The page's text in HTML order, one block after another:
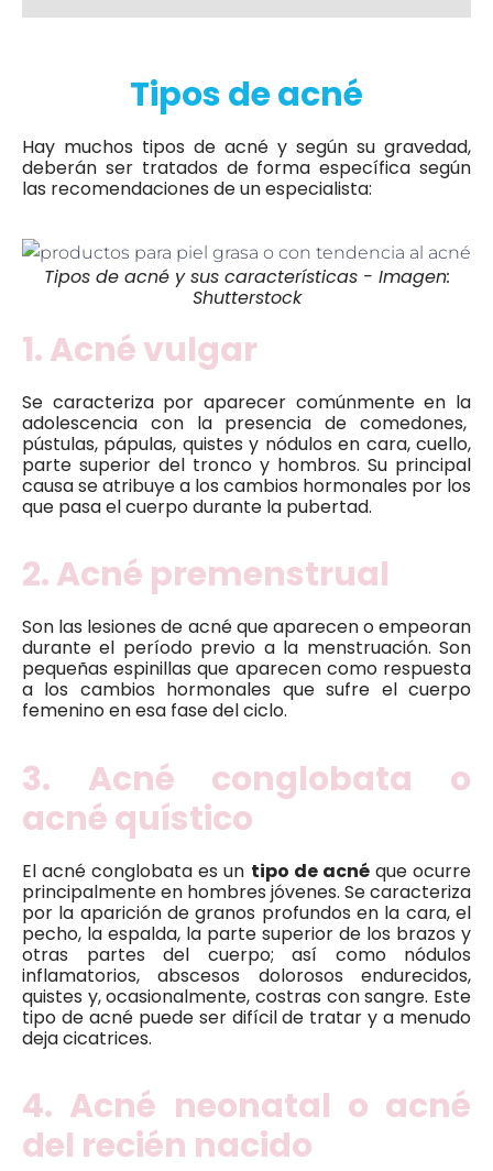
Tipos de acné
Hay muchos tipos de acné y según su gravedad,
deberán ser tratados de forma específica según
las recomendaciones de un especialista:
Tipos de acné y sus características - Imagen:
Shutterstock
1. Acné vulgar
Se caracteriza por aparecer comúnmente en la
adolescencia con la presencia de comedones,
pústulas, pápulas, quistes y nódulos en cara, cuello,
parte superior del tronco y hombros. Su principal
causa se atribuye a los cambios hormonales por los
que pasa el cuerpo durante la pubertad.
2. Acné premenstrual
Son las lesiones de acné que aparecen o empeoran
durante el período previo a la menstruación. Son
pequeñas espinillas que aparecen como respuesta
a los cambios hormonales que sufre el cuerpo
femenino en esa fase del ciclo.
3. Acné conglobata o
acné quístico
El acné conglobata es un tipo de acnéque ocurre
principalmente en hombres jóvenes. Se caracteriza
por la aparición de granos profundos en la cara, el
pecho, la espalda, la parte superior de los brazos y
otras partes del cuerpo; así como nódulos
inflamatorios, abscesos dolorosos endurecidos,
quistes y, ocasionalmente, costras con sangre. Este
tipo de acné puede ser difícil de tratar y a menudo
deja cicatrices.
4. Acné neonatal o acné
del recién nacido